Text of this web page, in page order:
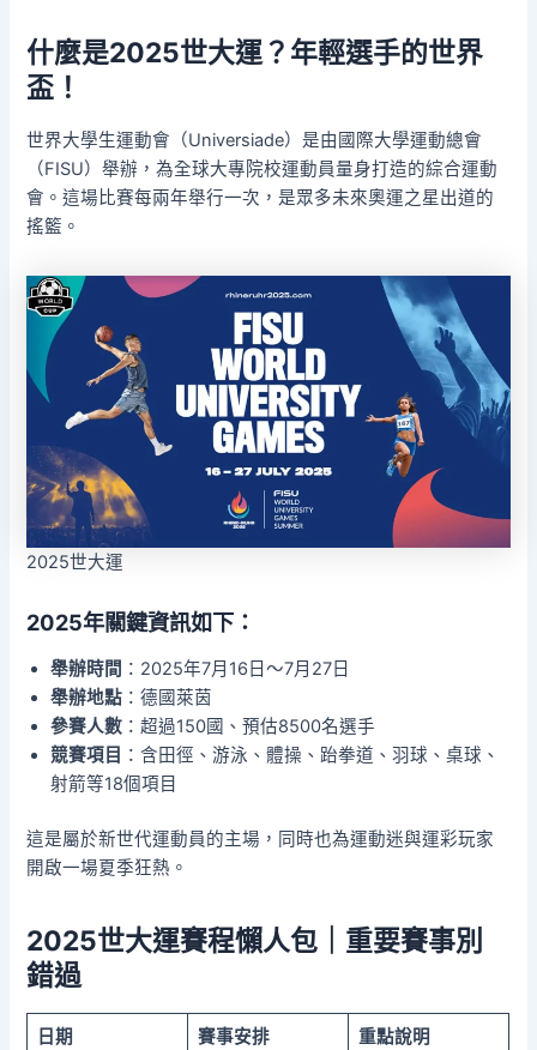
什麼是2025世大運？年輕選手的世界
盃！
世界大學生運動會（Universiade）是由國際大學運動總會
（FISU）舉辦，為全球大專院校運動員量身打造的綜合運動
會。這場比賽每兩年舉行一次，是眾多未來奧運之星出道的
搖籃。
2025世大運
2025年關鍵資訊如下：
舉辦時間 ：2025年7月16日～7月27日
舉辦地點 ：德國萊茵
參賽人數 ：超過150國、預估8500名選手
競賽項目 ：含田徑、游泳、體操、跆拳道、羽球、桌球、
射箭等18個項目
這是屬於新世代運動員的主場，同時也為運動迷與運彩玩家
開啟一場夏季狂熱。
2025世大運賽程懶人包｜重要賽事別
錯過
日期 賽事安排 重點說明